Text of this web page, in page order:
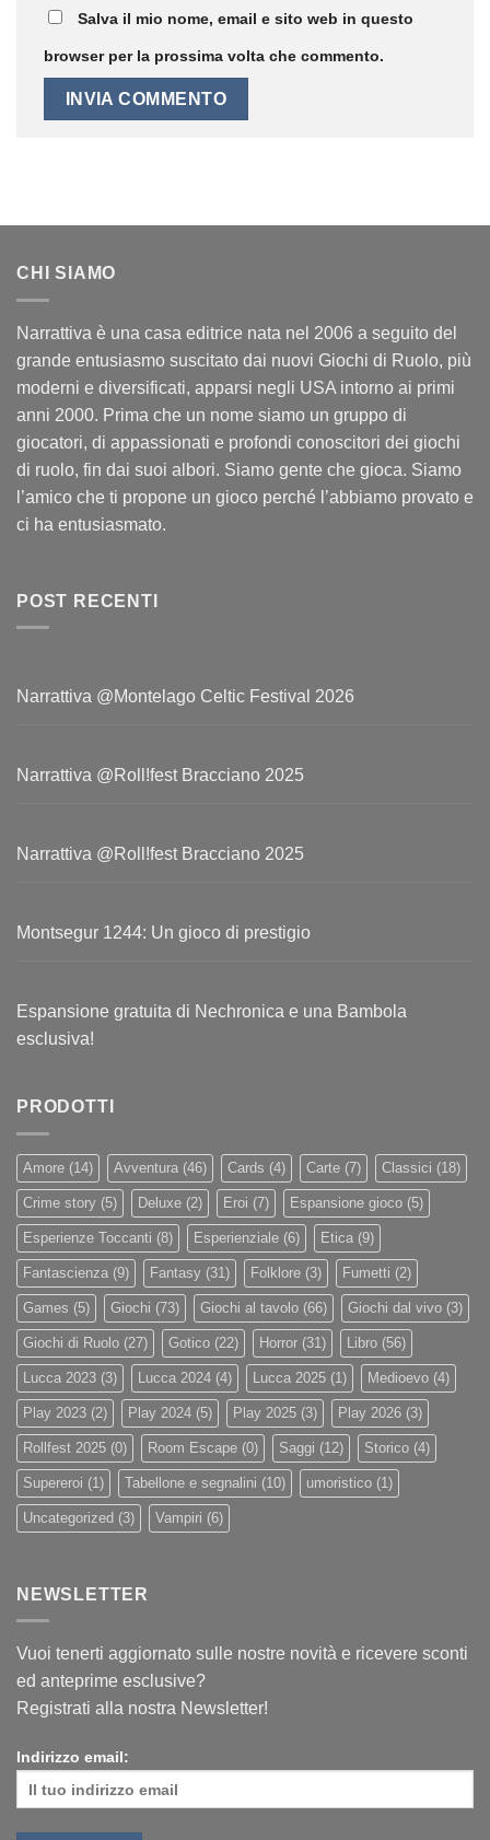
Salva il mio nome, email e sito web in questo
browser per la prossima volta che commento.
CHI SIAMO
Narrattiva è una casa editrice nata nel 2006 a seguito del
grande entusiasmo suscitato dai nuovi Giochi di Ruolo, più
moderni e diversificati, apparsi negli USA intorno ai primi
anni 2000. Prima che un nome siamo un gruppo di
giocatori, di appassionati e profondi conoscitori dei giochi
di ruolo, fin dai suoi albori. Siamo gente che gioca. Siamo
l’amico che ti propone un gioco perché l’abbiamo provato e
ci ha entusiasmato.
POST RECENTI
Narrattiva @Montelago Celtic Festival 2026
Narrattiva @Roll!fest Bracciano 2025
Narrattiva @Roll!fest Bracciano 2025
Montsegur 1244: Un gioco di prestigio
Espansione gratuita di Nechronica e una Bambola
esclusiva!
PRODOTTI
Amore (14) Avventura (46) Cards (4) Carte (7) Classici (18)
Crime story (5) Deluxe (2) Eroi (7) Espansione gioco (5)
Esperienze Toccanti (8) Esperienziale (6) Etica (9)
Fantascienza (9) Fantasy (31) Folklore (3) Fumetti (2)
Games (5) Giochi (73) Giochi al tavolo (66) Giochi dal vivo (3)
Giochi di Ruolo (27) Gotico (22) Horror (31) Libro (56)
Lucca 2023 (3) Lucca 2024 (4) Lucca 2025 (1) Medioevo (4)
Play 2023 (2) Play 2024 (5) Play 2025 (3) Play 2026 (3)
Rollfest 2025 (0) Room Escape (0) Saggi (12) Storico (4)
Supereroi (1) Tabellone e segnalini (10) umoristico (1)
Uncategorized (3) Vampiri (6)
NEWSLETTER
Vuoi tenerti aggiornato sulle nostre novità e ricevere sconti
ed anteprime esclusive?
Registrati alla nostra Newsletter!
Indirizzo email: